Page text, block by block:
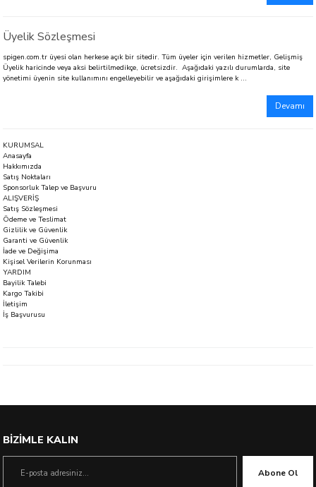
Üyelik Sözleşmesi
spigen.com.tr üyesi olan herkese açık bir sitedir. Tüm üyeler için verilen hizmetler, Gelişmiş
Üyelik haricinde veya aksi belirtilmedikçe, ücretsizdir. Aşağıdaki yazılı durumlarda, site
yönetimi üyenin site kullanımını engelleyebilir ve aşağıdaki girişimlere k ...
Devamı
KURUMSAL
Anasayfa
Hakkımızda
Satış Noktaları
Sponsorluk Talep ve Başvuru
ALIŞVERİŞ
Satış Sözleşmesi
Ödeme ve Teslimat
Gizlilik ve Güvenlik
Garanti ve Güvenlik
İade ve Değişima
Kişisel Verilerin Korunması
YARDIM
Bayilik Talebi
Kargo Takibi
İletişim
İş Başvurusu
BİZİMLE KALIN
Abone Ol